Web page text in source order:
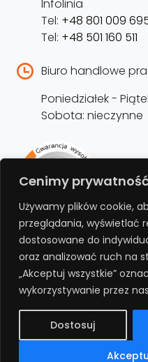
Cenimy
Używamy plików cookie,
przeglądania, wyświetlać
dostosowane do
oraz analizować ruch na
„Akceptuj wszystkie”
wykorzystywanie przez
Dostosuj
Infolinia
Tel: +48 801 009
Tel: +48 501 160 511
Biuro handlowe
Poniedziałek -
Sobota: nieczynne
Bezpłatnie przedłuż
miesięcy rejestrując
REJESTRUJ
Polityka prywatności